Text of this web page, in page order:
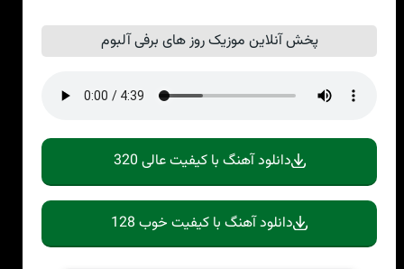
پخش آنلاین موزیک روز های برفی آلبوم
دانلود آهنگ با کیفیت عالی 320
دانلود آهنگ با کیفیت خوب 128